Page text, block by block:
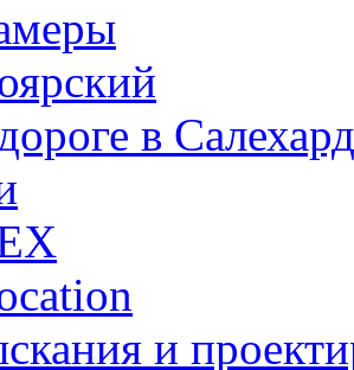
в Салехард
и